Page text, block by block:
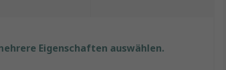
Eigenschaften auswählen.